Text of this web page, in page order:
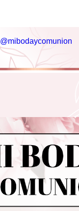
@mibodaycomunion